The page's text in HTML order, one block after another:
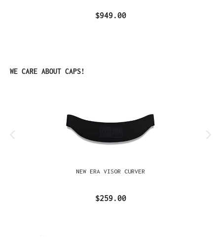
$949.00
Omitir la galería de productos
WE CARE ABOUT CAPS!
NEW ERA VISOR CURVER
$259.00